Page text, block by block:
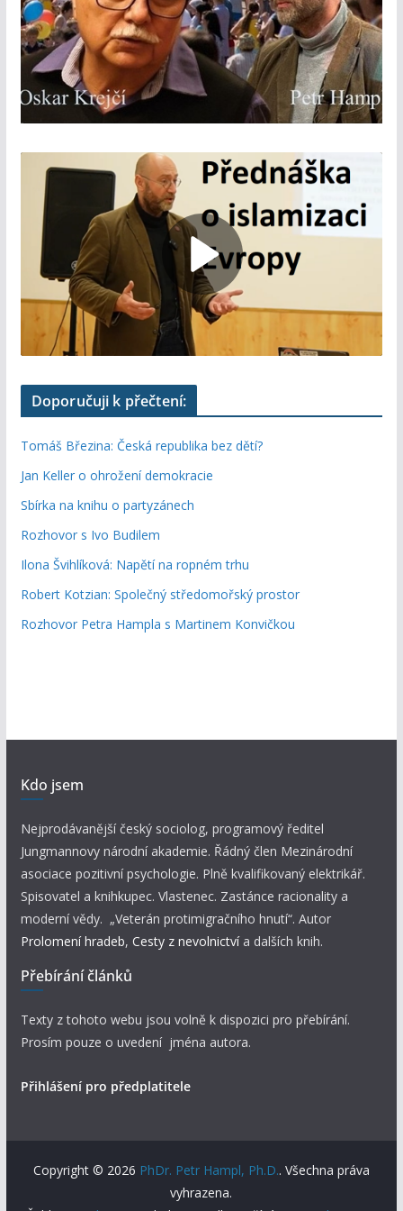
Doporučuji k přečtení:
Tomáš Březina: Česká republika bez dětí?
Jan Keller o ohrožení demokracie
Sbírka na knihu o partyzánech
Rozhovor s Ivo Budilem
Ilona Švihlíková: Napětí na ropném trhu
Robert Kotzian: Společný středomořský prostor
Rozhovor Petra Hampla s Martinem Konvičkou
Kdo jsem
Nejprodávanější český sociolog, programový ředitel
Jungmannovy národní akademie. Řádný člen Mezinárodní
asociace pozitivní psychologie. Plně kvalifikovaný elektrikář.
Spisovatel a knihkupec. Vlastenec. Zastánce racionality a
moderní vědy. „Veterán protimigračního hnutí“. Autor
Prolomení hradeb, Cesty z nevolnictví a dalších knih.
Přebírání článků
Texty z tohoto webu jsou volně k dispozici pro přebírání.
Prosím pouze o uvedení jména autora.
Přihlášení pro předplatitele
Copyright © 2026 PhDr. Petr Hampl, Ph.D.. Všechna práva
vyhrazena.